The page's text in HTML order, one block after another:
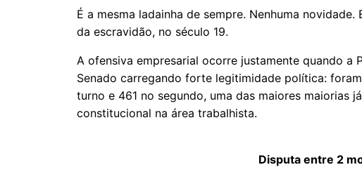
É a mesma ladainha de sempre. Nenhuma
da escravidão, no século 19.
A ofensiva empresarial ocorre justamente quando a
Senado carregando forte legitimidade política:
turno e 461 no segundo, uma das maiores maiorias
constitucional na área trabalhista.
Disputa entre 2